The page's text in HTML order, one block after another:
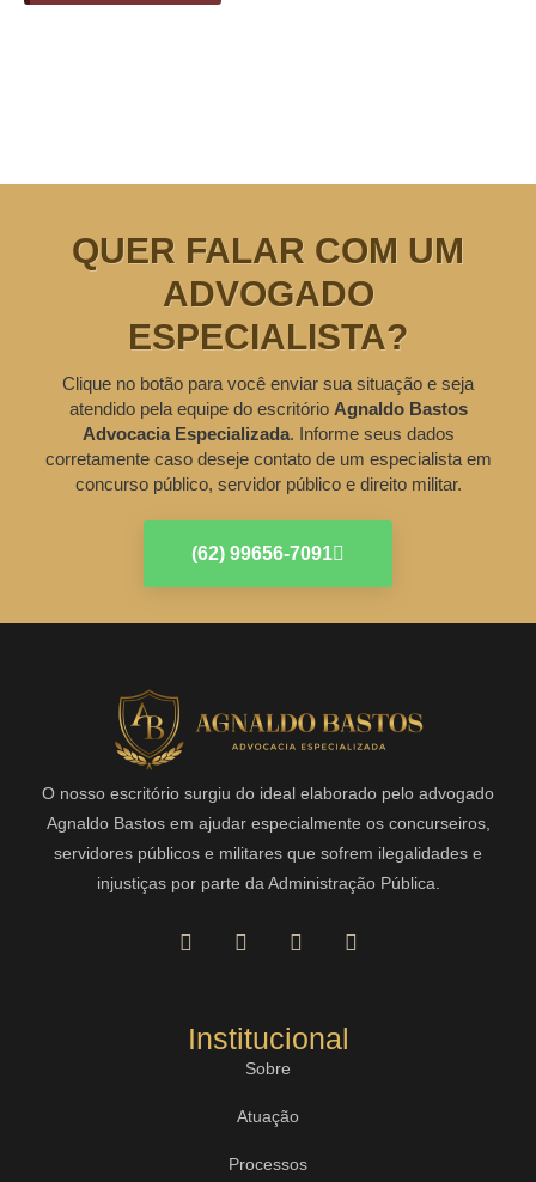
QUER FALAR COM UM
ADVOGADO
ESPECIALISTA?
Clique no botão para você enviar sua situação e seja
atendido pela equipe do escritório Agnaldo Bastos
Advocacia Especializada. Informe seus dados
corretamente caso deseje contato de um especialista em
concurso público, servidor público e direito militar.
(62) 99656-7091
O nosso escritório surgiu do ideal elaborado pelo advogado
Agnaldo Bastos em ajudar especialmente os concurseiros,
servidores públicos e militares que sofrem ilegalidades e
injustiças por parte da Administração Pública.
Institucional
Sobre
Atuação
Processos